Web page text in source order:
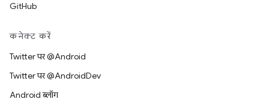
GitHub
कनेक्ट करें
Twitter पर @Android
Twitter पर @AndroidDev
Android ब्लॉग